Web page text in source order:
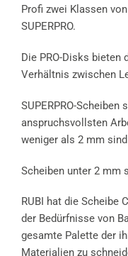
Profi zwei Klassen
SUPERPRO.
Die PRO-Disks bieten
Verhältnis zwischen
SUPERPRO-
anspruchsvollsten
weniger als 2 mm
Scheiben unter 2 mm
RUBI hat die Scheibe
der Bedürfnisse von
gesamte Palette der
Materialien zu